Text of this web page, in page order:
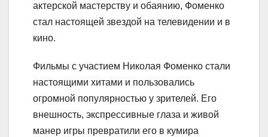
актерской мастерству и обаянию, Фоменко
стал настоящей звездой на телевидении и в
кино.
Фильмы с участием Николая Фоменко стали
настоящими хитами и пользовались
огромной популярностью у зрителей. Его
внешность, экспрессивные глаза и живой
манер игры превратили его в кумира